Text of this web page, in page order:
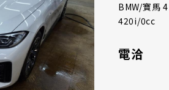
BMW/寶馬
420i/0cc
電洽